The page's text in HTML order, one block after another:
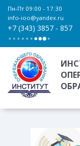
Пн-Пт 09:00 - 17:30
info-ioo@yandex.ru
+7 (343) 3857 - 857